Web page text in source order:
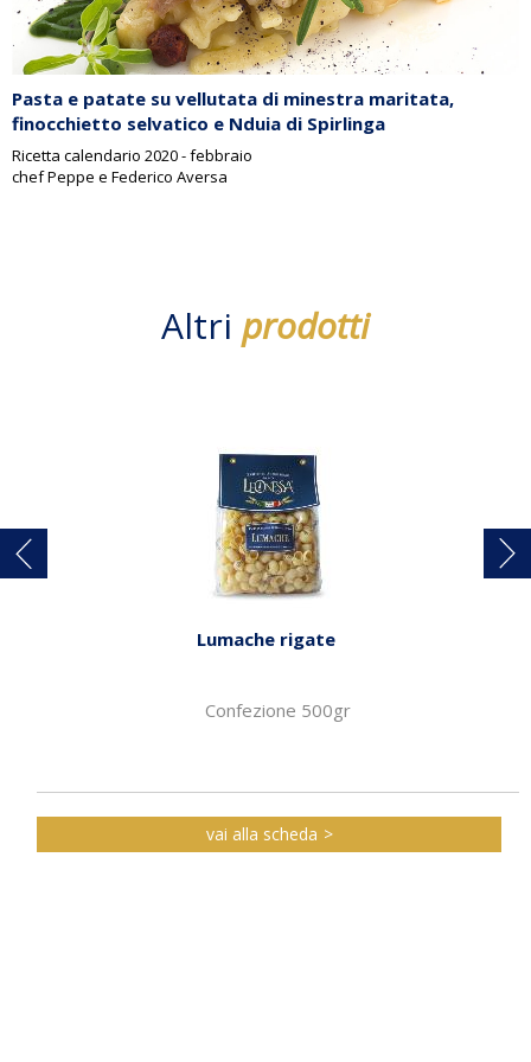
Pasta e patate su vellutata di minestra maritata,
finocchietto selvatico e Nduia di Spirlinga
Ricetta calendario 2020 - febbraio
chef Peppe e Federico Aversa
Altri prodotti
Lumache rigate
Confezione 500gr
vai alla scheda